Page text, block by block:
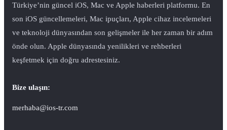
Türkiye’nin güncel iOS, Mac ve Apple haberleri platformu. En
son iOS güncellemeleri, Mac ipuçları, Apple cihaz incelemeleri
ve teknoloji dünyasından son gelişmeler ile her zaman bir adım
önde olun. Apple dünyasında yenilikleri ve rehberleri
keşfetmek için doğru adrestesiniz.
Bize ulaşın:
merhaba@ios-tr.com